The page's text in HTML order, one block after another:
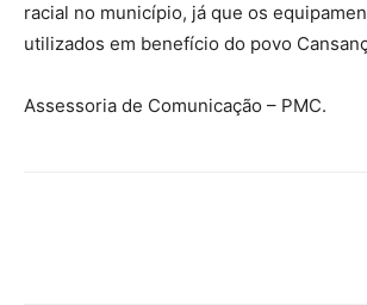
racial no município, já que os
utilizados em benefício do povo
Assessoria de Comunicação – PMC.